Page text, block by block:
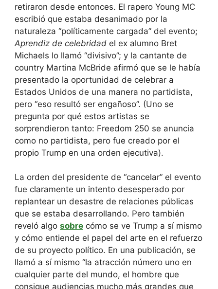
retiraron desde entonces. El rapero Young MC
escribió que estaba desanimado por la
naturaleza “políticamente cargada” del evento;
Aprendiz de celebridad el ex alumno Bret
Michaels lo llamó “divisivo”; y la cantante de
country Martina McBride afirmó que se le había
presentado la oportunidad de celebrar a
Estados Unidos de una manera no partidista,
pero “eso resultó ser engañoso”. (Uno se
pregunta por qué estos artistas se
sorprendieron tanto: Freedom 250 se anuncia
como no partidista, pero fue creado por el
propio Trump en una orden ejecutiva).
La orden del presidente de “cancelar” el evento
fue claramente un intento desesperado por
replantear un desastre de relaciones públicas
que se estaba desarrollando. Pero también
reveló algo sobre cómo se ve Trump a sí mismo
y cómo entiende el papel del arte en el refuerzo
de su proyecto político. En una publicación, se
llamó a sí mismo “la atracción número uno en
cualquier parte del mundo, el hombre que
consigue audiencias mucho más grandes que